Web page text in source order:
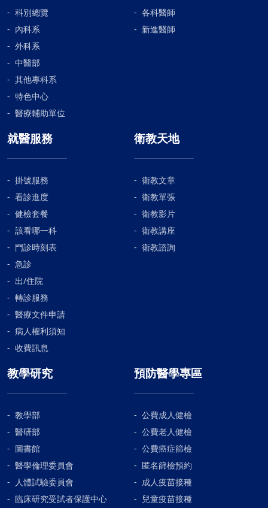
科別總覽
內科系
外科系
中醫部
其他專科系
特色中心
醫療輔助單位
各科醫師
新進醫師
就醫服務
掛號服務
看診進度
健檢套餐
該看哪一科
門診時刻表
急診
出/住院
轉診服務
醫療文件申請
病人權利須知
收費訊息
衛教天地
衛教文章
衛教單張
衛教影片
衛教講座
衛教諮詢
教學研究
教學部
醫研部
圖書館
醫學倫理委員會
人體試驗委員會
臨床研究受試者保護中心
預防醫學專區
公費成人健檢
公費老人健檢
公費癌症篩檢
匿名篩檢預約
成人疫苗接種
兒童疫苗接種